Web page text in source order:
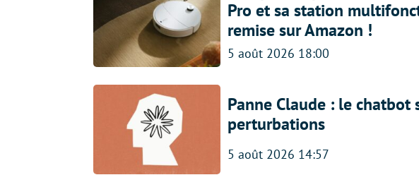
Pro et sa station
remise sur Amazon !
5 août 2026 18:00
Panne Claude : le chatbot
perturbations
5 août 2026 14:57